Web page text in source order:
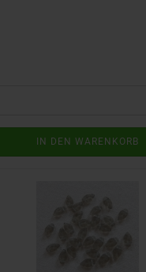
IN DEN WARENKORB